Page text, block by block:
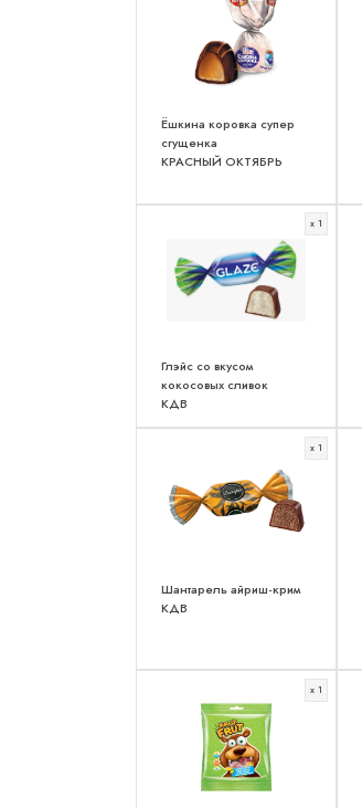
Ёшкина коровка супер
сгущенка
КРАСНЫЙ ОКТЯБРЬ
x 1
Глэйс со вкусом
кокосовых сливок
КДВ
x 1
Шантарель айриш-крим
КДВ
x 1